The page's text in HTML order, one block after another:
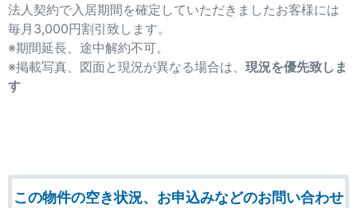
法人契約で入居期間を確定していただきましたお客様には
毎月3,000円割引致します。
※期間延長、途中解約不可。
※掲載写真、図面と現況が異なる場合は、 現況を優先致しま
す
この物件の空き状況、お申込みなどのお問い合わせ